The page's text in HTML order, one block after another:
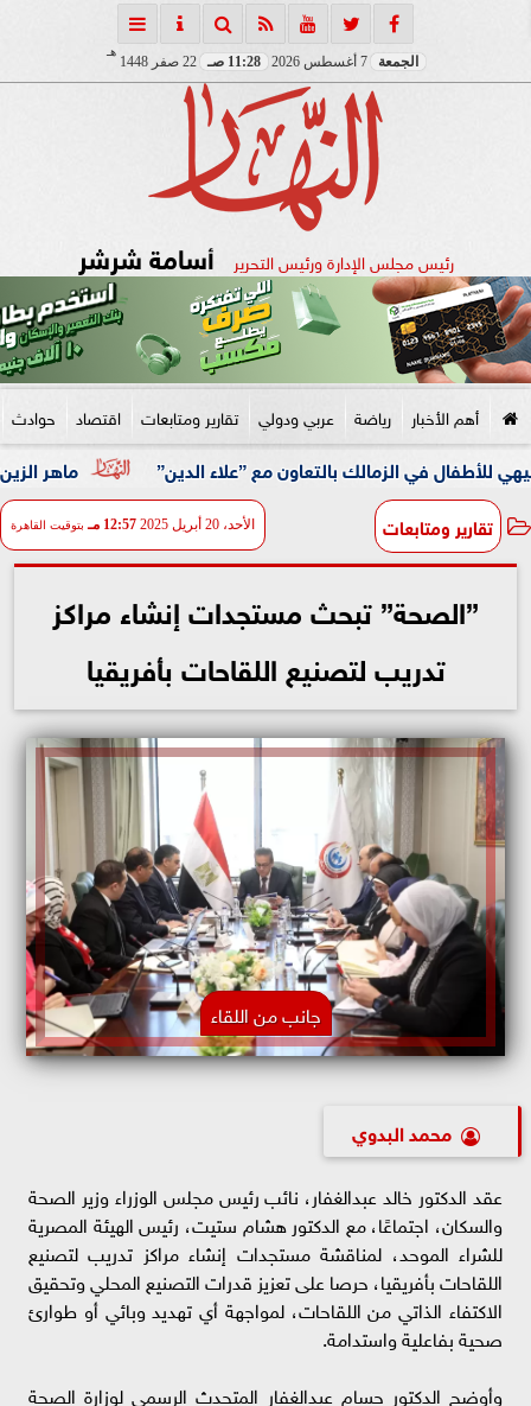
الجمعة 7 أغسطس 2026 11:28 صـ 22 صفر 1448
هـ
رئيس مجلس الإدارة ورئيس التحرير أسامة شرشر
أهم الأخبار رياضة عربي ودولي تقارير ومتابعات اقتصاد حوادث
ماهر الزين: 25 حافلة تُعيد 1250 سودانيًا ضمن الفوج الـ41.. والالتزام بوثائق السفر عزز انسيابية العودة الطوعية بالتعاون مع ”علاء الدين”
تقارير ومتابعات الأحد، 20 أبريل 2025 12:57 مـ بتوقيت القاهرة
”الصحة” تبحث مستجدات إنشاء مراكز
تدريب لتصنيع اللقاحات بأفريقيا
جانب من اللقاء
محمد البدوي
عقد الدكتور خالد عبدالغفار، نائب رئيس مجلس الوزراء وزير الصحة
والسكان، اجتماعًا، مع الدكتور هشام ستيت، رئيس الهيئة المصرية
للشراء الموحد، لمناقشة مستجدات إنشاء مراكز تدريب لتصنيع
اللقاحات بأفريقيا، حرصا على تعزيز قدرات التصنيع المحلي وتحقيق
الاكتفاء الذاتي من اللقاحات، لمواجهة أي تهديد وبائي أو طوارئ
صحية بفاعلية واستدامة.
وأوضح الدكتور حسام عبدالغفار المتحدث الرسمي لوزارة الصحة